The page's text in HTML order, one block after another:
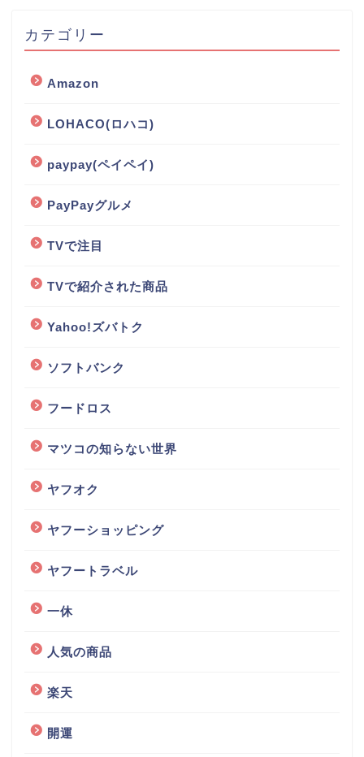
カテゴリー
Amazon
LOHACO(ロハコ)
paypay(ペイペイ)
PayPayグルメ
TVで注目
TVで紹介された商品
Yahoo!ズバトク
ソフトバンク
フードロス
マツコの知らない世界
ヤフオク
ヤフーショッピング
ヤフートラベル
一休
人気の商品
楽天
開運